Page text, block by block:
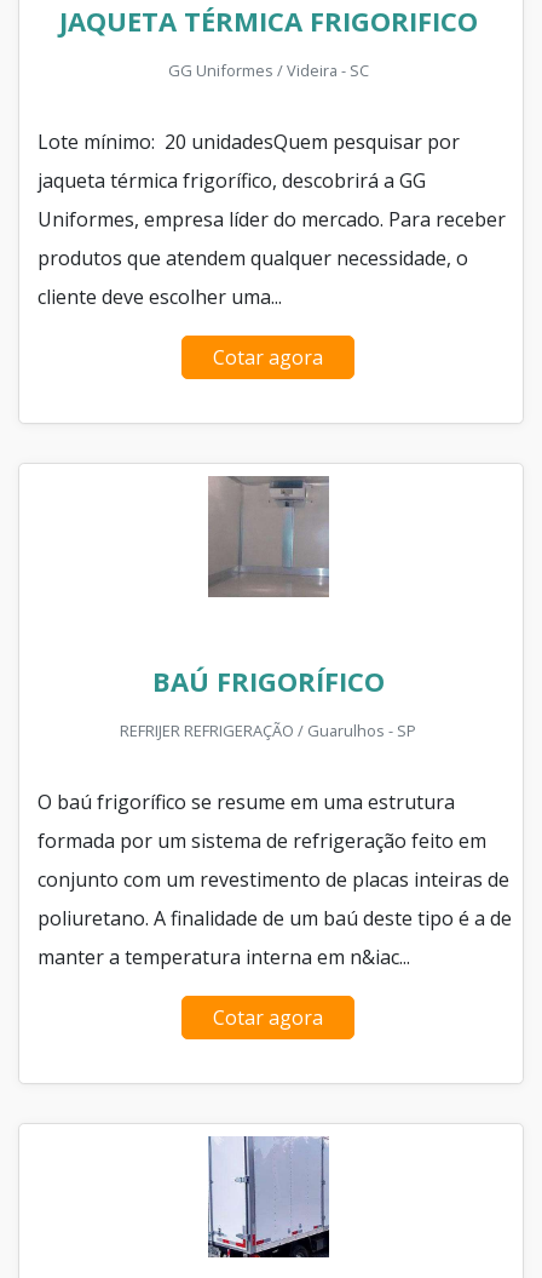
JAQUETA TÉRMICA FRIGORIFICO
GG Uniformes / Videira - SC
Lote mínimo: 20 unidadesQuem pesquisar por
jaqueta térmica frigorífico, descobrirá a GG
Uniformes, empresa líder do mercado. Para receber
produtos que atendem qualquer necessidade, o
cliente deve escolher uma...
Cotar agora
BAÚ FRIGORÍFICO
REFRIJER REFRIGERAÇÃO / Guarulhos - SP
O baú frigorífico se resume em uma estrutura
formada por um sistema de refrigeração feito em
conjunto com um revestimento de placas inteiras de
poliuretano. A finalidade de um baú deste tipo é a de
manter a temperatura interna em n&iac...
Cotar agora